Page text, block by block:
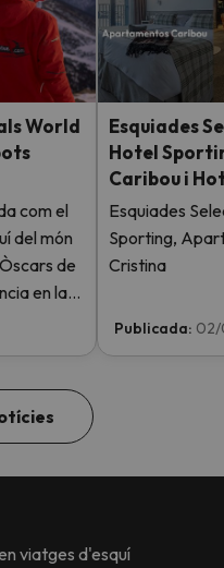
World
com el
del món
de
en la
a
Esquiades
Hotel
Caribou i
Esquiades
Sporting,
Cristina
Publicada:
viatges d'esquí